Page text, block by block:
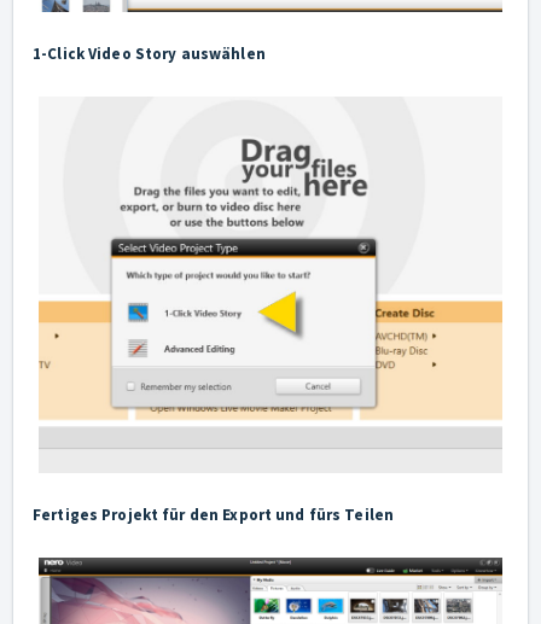
1-Click Video Story auswählen
Fertiges Projekt für den Export und fürs Teilen